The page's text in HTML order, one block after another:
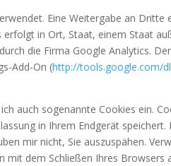
Eine Weitergabe an Dritte
in Ort, Staat, einem Staat
die Firma Google Analytics.
Add-On (http://tools.google.com/
auch sogenannte Cookies ein.
in Ihrem Endgerät
mir nicht, Sie auszuspähen.
mit dem Schließen Ihres Browsers